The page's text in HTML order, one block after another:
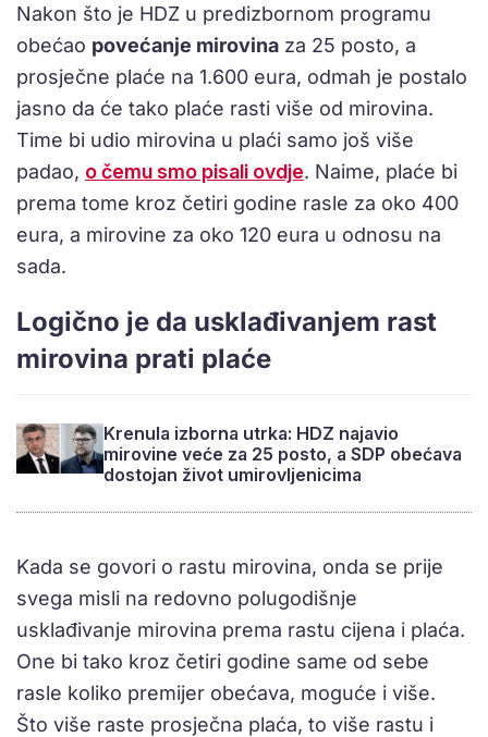
Nakon što je HDZ u predizbornom programu
obećao povećanje mirovina za 25 posto, a
prosječne plaće na 1.600 eura, odmah je postalo
jasno da će tako plaće rasti više od mirovina.
Time bi udio mirovina u plaći samo još više
padao, o čemu smo pisali ovdje. Naime, plaće bi
prema tome kroz četiri godine rasle za oko 400
eura, a mirovine za oko 120 eura u odnosu na
sada.
Logično je da usklađivanjem rast
mirovina prati plaće
Krenula izborna utrka: HDZ najavio
mirovine veće za 25 posto, a SDP obećava
dostojan život umirovljenicima
Kada se govori o rastu mirovina, onda se prije
svega misli na redovno polugodišnje
usklađivanje mirovina prema rastu cijena i plaća.
One bi tako kroz četiri godine same od sebe
rasle koliko premijer obećava, moguće i više.
Što više raste prosječna plaća, to više rastu i